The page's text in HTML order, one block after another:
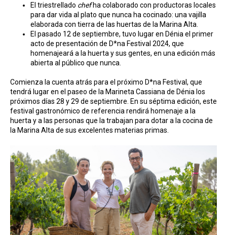
El triestrellado chefha colaborado con productoras locales
para dar vida al plato que nunca ha cocinado: una vajilla
elaborada con tierra de las huertas de la Marina Alta.
El pasado 12 de septiembre, tuvo lugar en Dénia el primer
acto de presentación de D*na Festival 2024, que
homenajeará a la huerta y sus gentes, en una edición más
abierta al público que nunca.
Comienza la cuenta atrás para el próximo D*na Festival, que
tendrá lugar en el paseo de la Marineta Cassiana de Dénia los
próximos días 28 y 29 de septiembre. En su séptima edición, este
festival gastronómico de referencia rendirá homenaje a la
huerta y a las personas que la trabajan para dotar a la cocina de
la Marina Alta de sus excelentes materias primas.